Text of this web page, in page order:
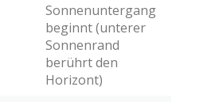
Sonnenuntergang
beginnt (unterer
Sonnenrand
berührt den
Horizont)